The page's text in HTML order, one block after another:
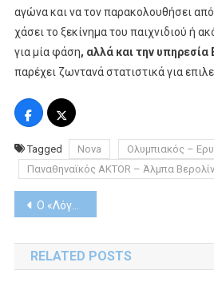
αγώνα και να τον παρακολουθήσει
χάσει το ξεκίνημα του παιχνιδιού ή
για μία φάση, αλλά και την
παρέχει ζωντανά στατιστικά για
Tagged Nova
Ολυμπιακός –
Παναθηναϊκός AKTOR – Άλμπα
Post
navigation
Ο «Λόγος Ύπαρξης» έρχεται με νέο επεισόδιο, αποκλειστικά στο ΑΝΤ1+
RELATED POSTS